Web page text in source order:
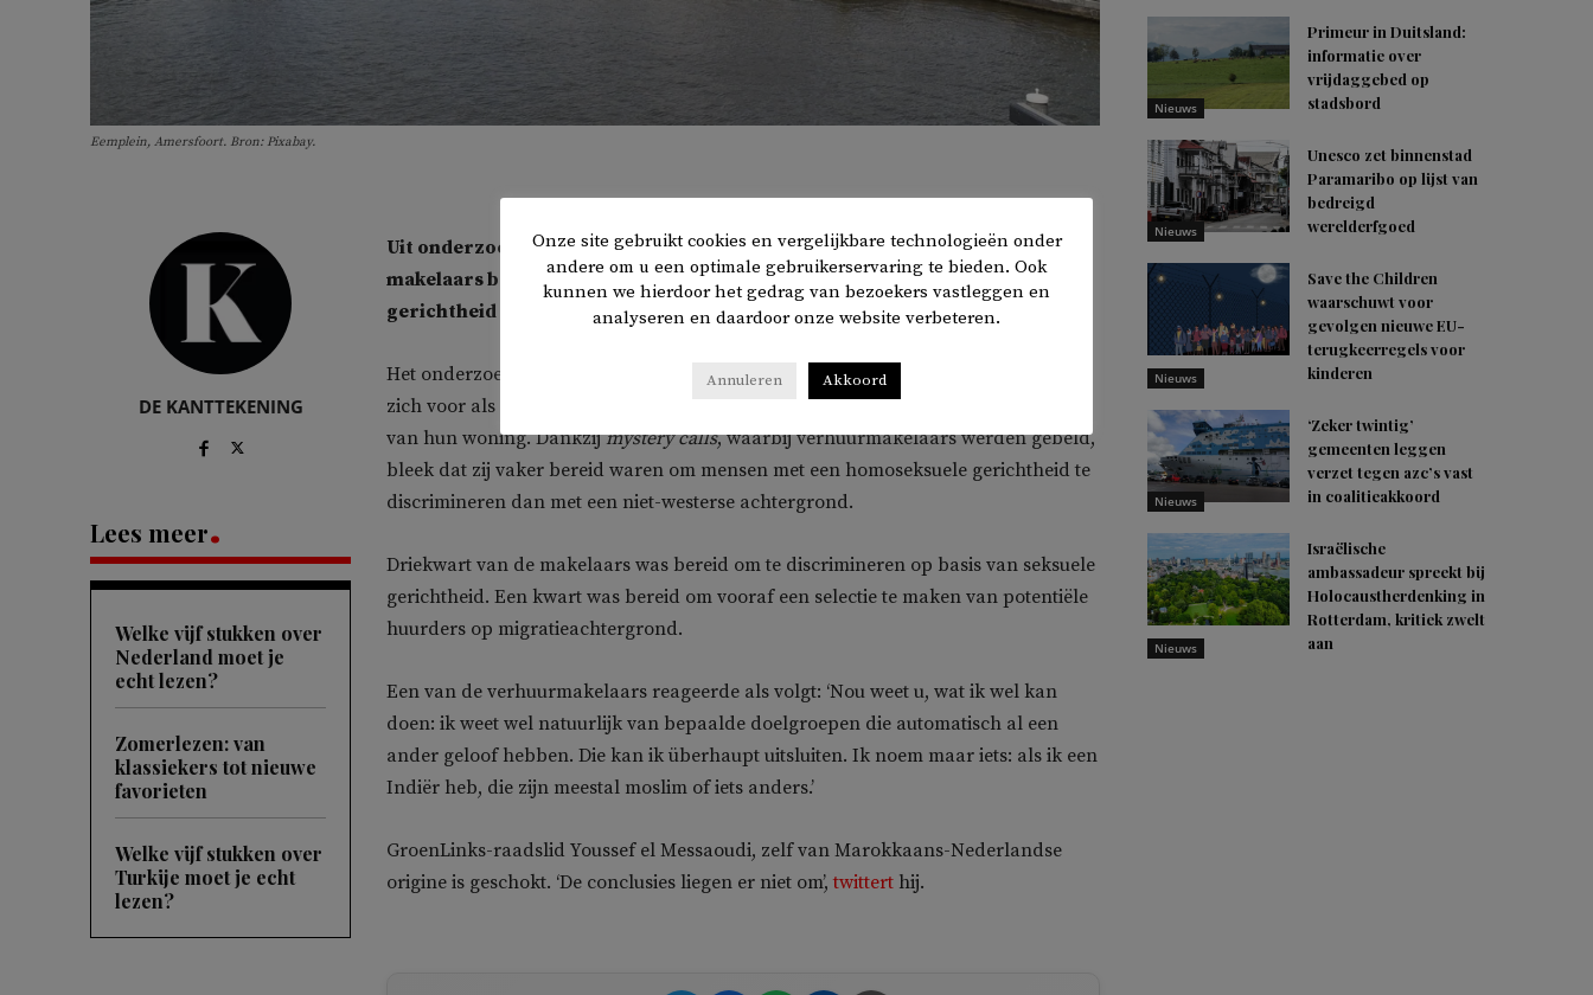
Eemplein, Amersfoort. Bron: Pixabay.
DE KANTTEKENING
Lees meer
Welke vijf stukken over
Nederland moet je
echt lezen?
Zomerlezen: van
klassiekers tot nieuwe
favorieten
Welke vijf stukken over
Turkije moet je echt
lezen?
Uit onderzoek van de gemeente Amersfoort blijkt dat de meerderheid van de
makelaars bereid is tot discriminatie van huurders met een homoseksuele
gerichtheid of niet-westerse afkomst.
Het onderzoek werd gedaan door onderzoeksbureau RIGO. Onderzoekers deden
zich voor als potentiële opdrachtgevers die ondersteuning zochten bij de verhuur
van hun woning. Dankzijmystery calls, waarbij verhuurmakelaars werden gebeld,
bleek dat zij vaker bereid waren om mensen met een homoseksuele gerichtheid te
discrimineren dan met een niet-westerse achtergrond.
Driekwart van de makelaars was bereid om te discrimineren op basis van seksuele
gerichtheid. Een kwart was bereid om vooraf een selectie te maken van potentiële
huurders op migratieachtergrond.
Een van de verhuurmakelaars reageerde als volgt: ‘Nou weet u, wat ik wel kan
doen: ik weet wel natuurlijk van bepaalde doelgroepen die automatisch al een
ander geloof hebben. Die kan ik überhaupt uitsluiten. Ik noem maar iets: als ik een
Indiër heb, die zijn meestal moslim of iets anders.’
GroenLinks-raadslid Youssef el Messaoudi, zelf van Marokkaans-Nederlandse
origine is geschokt. ‘De conclusies liegen er niet om’,twittert hij.
Nieuws
Primeur in Duitsland:
informatie over
vrijdaggebed op
stadsbord
Nieuws
Unesco zet binnenstad
Paramaribo op lijst van
bedreigd
werelderfgoed
Nieuws
Save the Children
waarschuwt voor
gevolgen nieuwe EU-
terugkeerregels voor
kinderen
Nieuws
‘Zeker twintig’
gemeenten leggen
verzet tegen azc’s vast
in coalitieakkoord
Nieuws
Israëlische
ambassadeur spreekt bij
Holocaustherdenking in
Rotterdam, kritiek zwelt
aan
Onze site gebruikt cookies en vergelijkbare technologieën onder
andere om u een optimale gebruikerservaring te bieden. Ook
kunnen we hierdoor het gedrag van bezoekers vastleggen en
analyseren en daardoor onze website verbeteren.
Annuleren Akkoord